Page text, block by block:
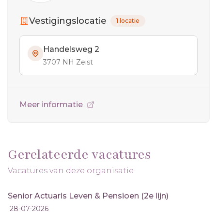
Vestigingslocatie 1 locatie
Handelsweg 2
3707 NH Zeist
Meer informatie
Gerelateerde vacatures
Vacatures van deze organisatie
Senior Actuaris Leven & Pensioen (2e lijn)
28-07-2026